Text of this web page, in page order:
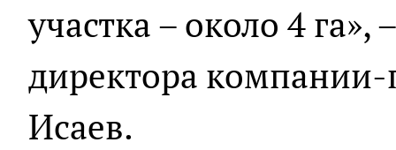
участка – около 4 га»,
директора
Исаев.